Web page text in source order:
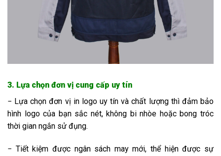
3. Lựa chọn đơn vị cung cấp uy tín
− Lựa chọn đơn vị in logo uy tín và chất lượng thì đảm bảo
hình logo của bạn sắc nét, không bi nhòe hoặc bong tróc
thời gian ngắn sử đụng.
− Tiết kiệm được ngân sách may mới, thể hiện được sự